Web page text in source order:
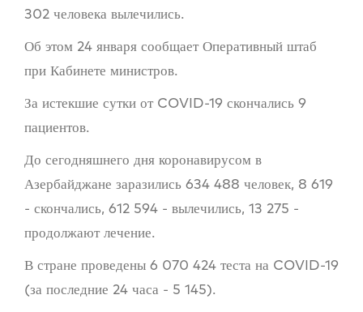
302 человека вылечились.
Об этом 24 января сообщает Оперативный штаб
при Кабинете министров.
За истекшие сутки от COVID-19 скончались 9
пациентов.
До сегодняшнего дня коронавирусом в
Азербайджане заразились 634 488 человек, 8 619
- скончались, 612 594 - вылечились, 13 275 -
продолжают лечение.
В стране проведены 6 070 424 теста на COVID-19
(за последние 24 часа - 5 145).